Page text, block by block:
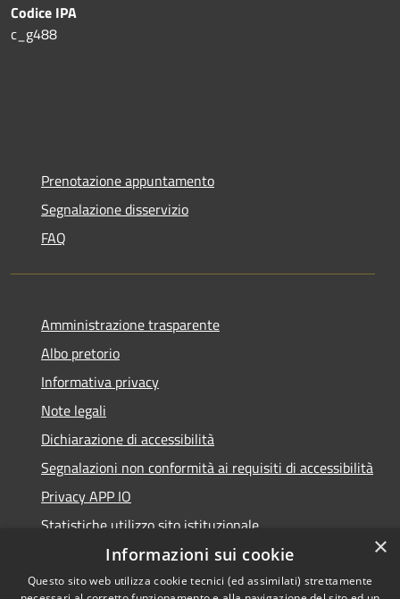
Codice IPA
c_g488
Prenotazione appuntamento
Segnalazione disservizio
FAQ
Amministrazione trasparente
Albo pretorio
Informativa privacy
Note legali
Dichiarazione di accessibilità
Segnalazioni non conformità ai requisiti di accessibilità
Privacy APP IO
Statistiche utilizzo sito istituzionale
Qualità dei Servizi Comunali
×
Informazioni sui cookie
Questo sito web utilizza cookie tecnici (ed assimilati) strettamente